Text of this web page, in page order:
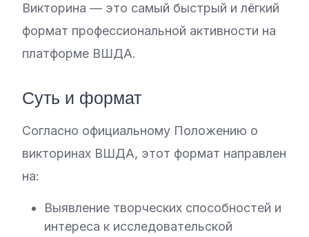
Викторина — это самый быстрый и лёгкий
формат профессиональной активности на
платформе ВШДА.
Суть и формат
Согласно официальному Положению о
викторинах ВШДА, этот формат направлен
на:
Выявление творческих способностей и
интереса к исследовательской